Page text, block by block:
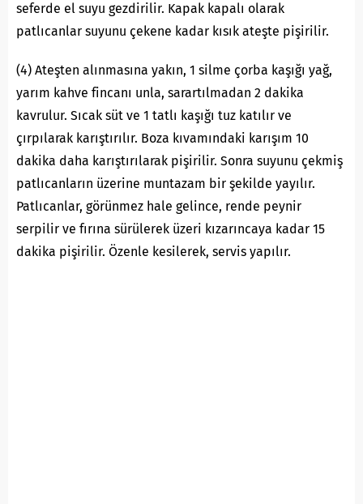
seferde el suyu gezdirilir. Kapak kapalı olarak
patlıcanlar suyunu çekene kadar kısık ateşte pişirilir.
(4) Ateşten alınmasına yakın, 1 silme çorba kaşığı yağ,
yarım kahve fincanı unla, sarartılmadan 2 dakika
kavrulur. Sıcak süt ve 1 tatlı kaşığı tuz katılır ve
çırpılarak karıştırılır. Boza kıvamındaki karışım 10
dakika daha karıştırılarak pişirilir. Sonra suyunu çekmiş
patlıcanların üzerine muntazam bir şekilde yayılır.
Patlıcanlar, görünmez hale gelince, rende peynir
serpilir ve fırına sürülerek üzeri kızarıncaya kadar 15
dakika pişirilir. Özenle kesilerek, servis yapılır.